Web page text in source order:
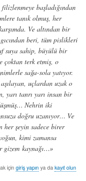
başladığından
tanık olmuş, her
Ve altından bir
beri, tüm pislikleri
suya sahip, büyülü bir
çoktan terk etmiş, o
sağa-sola yatıyor.
uçlardan uzak o
yarı tanrı yarı insan bir
Nehrin iki
doğru uzanıyor… Ve
her şeyin sadece birer
kimi zamansa
gizem kaynağı…»
için giriş yapınya da kayıt olun